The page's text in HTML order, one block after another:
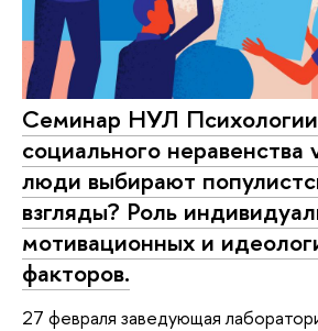
Cеминар НУЛ Психологии
социального
люди выбирают
взгляды? Роль
мотивационных и
факторов.
27 февраля заведующая